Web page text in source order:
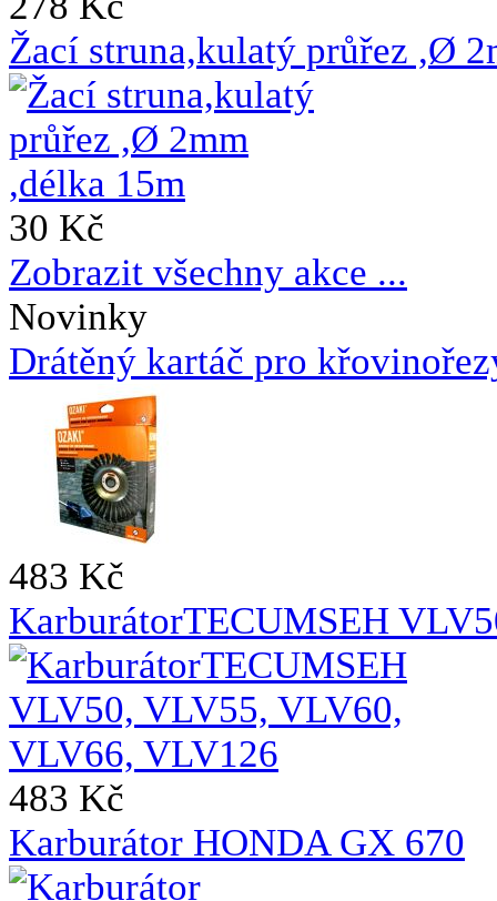
Žací struna,kulatý průřez ,Ø
30 Kč
Zobrazit všechny akce ...
Novinky
Drátěný kartáč pro
483 Kč
KarburátorTECUMSEH
483 Kč
Karburátor HONDA GX 670